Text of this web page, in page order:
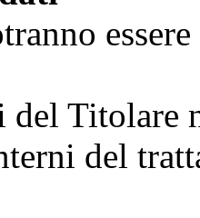
del Titolare
del